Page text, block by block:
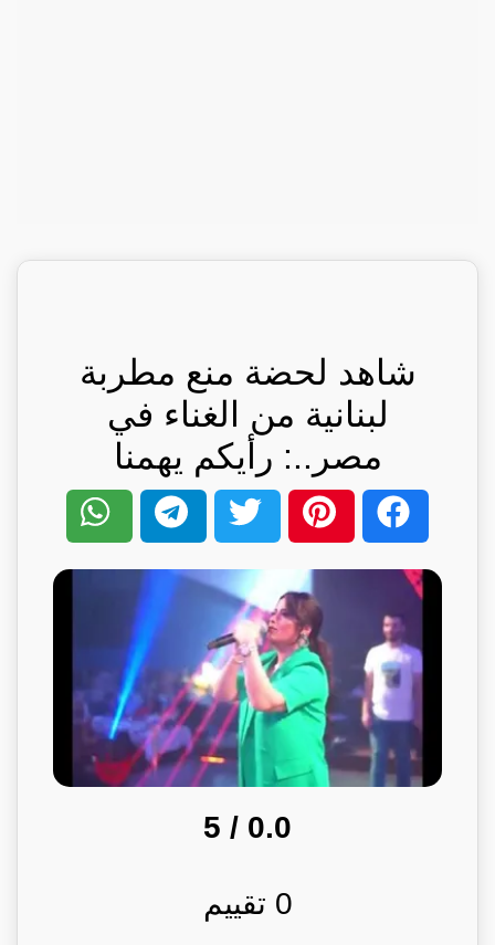
شاهد لحضة منع مطربة
لبنانية من الغناء في
مصر..: رأيكم يهمنا
0.0
/ 5
0 تقييم